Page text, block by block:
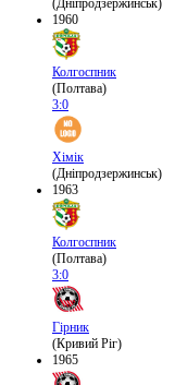
(Дніпродзержинськ)
1960
Колгоспник
(Полтава)
3:0
Хімік
(Дніпродзержинськ)
1963
Колгоспник
(Полтава)
3:0
Гірник
(Кривий Ріг)
1965